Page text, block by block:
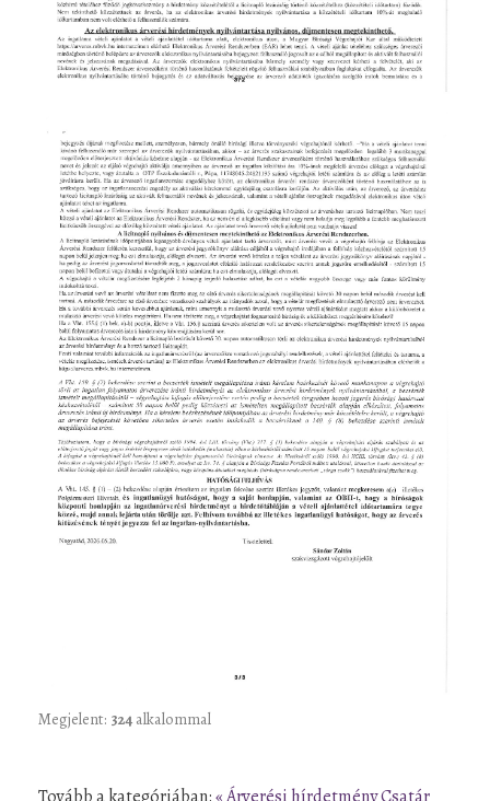
Megjelent: 324 alkalommal